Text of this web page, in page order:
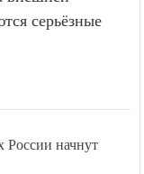
внешней
серьёзные
начнут